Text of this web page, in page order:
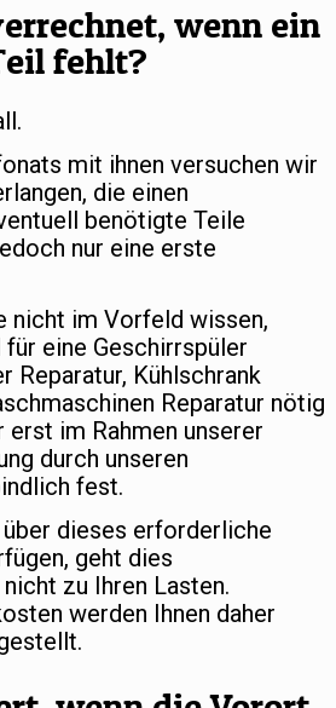
wenn ein
fehlt?
mit ihnen versuchen wir
die einen
benötigte Teile
nur eine erste
nicht im Vorfeld wissen,
eine Geschirrspüler
Reparatur, Kühlschrank
Reparatur nötig
im Rahmen unserer
durch unseren
fest.
dieses erforderliche
geht dies
zu Ihren Lasten.
werden Ihnen daher